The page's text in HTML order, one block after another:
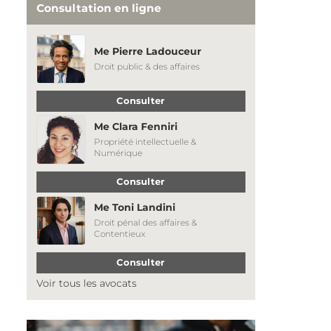
Consultation en ligne
Me Pierre Ladouceur
Droit public & des affaires
Consulter
Me Clara Fenniri
Propriété intellectuelle &
Numérique
Consulter
Me Toni Landini
Droit pénal des affaires &
Contentieux
Consulter
Voir tous les avocats